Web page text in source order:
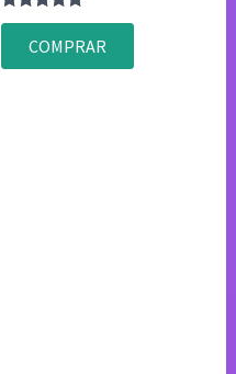
Valorado
4.83
de 5
COMPRAR